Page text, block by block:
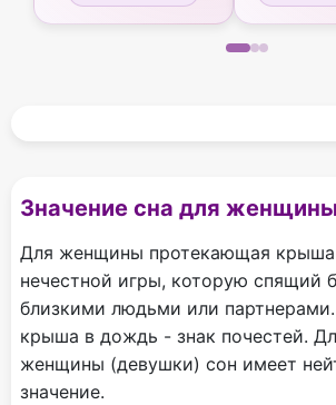
Значение сна для
Для женщины протекающая
нечестной игры, которую спящий
близкими людьми или
крыша в дождь - знак почестей.
женщины (девушки) сон имеет
значение.